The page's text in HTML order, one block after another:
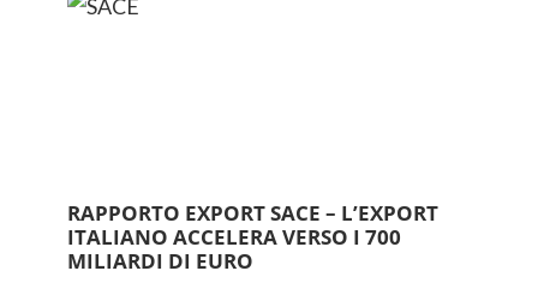
RAPPORTO EXPORT SACE – L’EXPORT
ITALIANO ACCELERA VERSO I 700
MILIARDI DI EURO